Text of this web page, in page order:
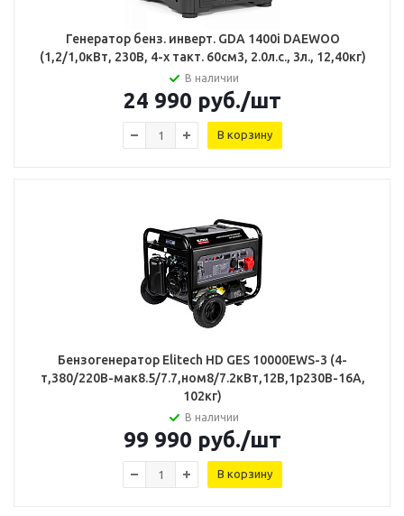
Генератор бенз. инверт. GDA 1400i DAEWOO
(1,2/1,0кВт, 230В, 4-х такт. 60см3, 2.0л.с., 3л., 12,40кг)
В наличии
24 990 руб./шт
В корзину
Бензогенератор Elitech HD GES 10000ЕWS-3 (4-
т,380/220В-мак8.5/7.7,ном8/7.2кВт,12В,1р230В-16А,
102кг)
В наличии
99 990 руб./шт
В корзину